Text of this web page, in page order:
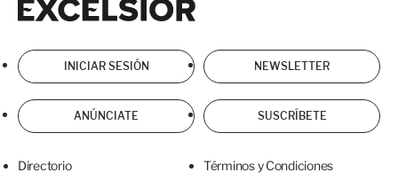
INICIAR SESIÓN NEWSLETTER
ANÚNCIATE SUSCRÍBETE
Directorio Términos y Condiciones